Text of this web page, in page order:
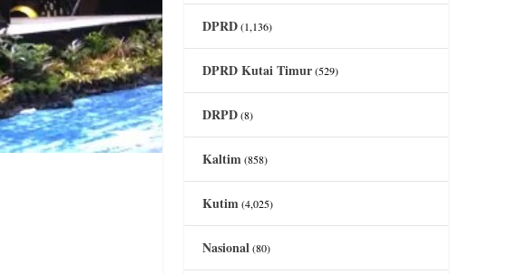
DPRD(1,136)
DPRD Kutai Timur(529)
DRPD(8)
Kaltim(858)
Kutim(4,025)
Nasional(80)